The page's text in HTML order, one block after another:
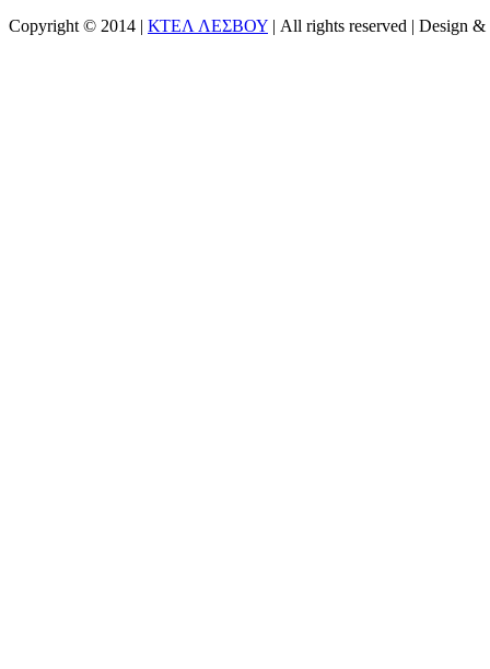
Copyright © 2014 | ΚΤΕΛ ΛΕΣΒΟΥ | All rights reserved | Design &